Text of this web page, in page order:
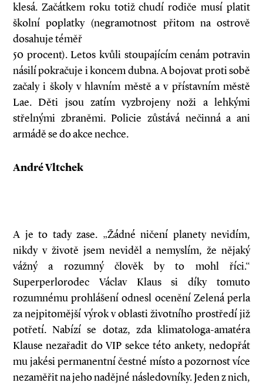
klesá. Začátkem roku totiž chudí rodiče musí platit
školní poplatky (negramotnost přitom na ostrově
dosahuje téměř
50 procent). Letos kvůli stoupajícím cenám potravin
násilí pokračuje i koncem dubna. A bojovat proti sobě
začaly i školy v hlavním městě a v přístavním městě
Lae. Děti jsou zatím vyzbrojeny noži a lehkými
střelnými zbraněmi. Policie zůstává nečinná a ani
armádě se do akce nechce.
André Vltchek
A je to tady zase. „Žádné ničení planety nevidím,
nikdy v životě jsem neviděl a nemyslím, že nějaký
vážný a rozumný člověk by to mohl říci.“
Superperlorodec Václav Klaus si díky tomuto
rozumnému prohlášení odnesl ocenění Zelená perla
za nejpitomější výrok v oblasti životního prostředí již
potřetí. Nabízí se dotaz, zda klimatologa-amatéra
Klause nezařadit do VIP sekce této ankety, nedopřát
mu jakési permanentní čestné místo a pozornost více
nezaměřit na jeho nadějné následovníky. Jeden z nich,